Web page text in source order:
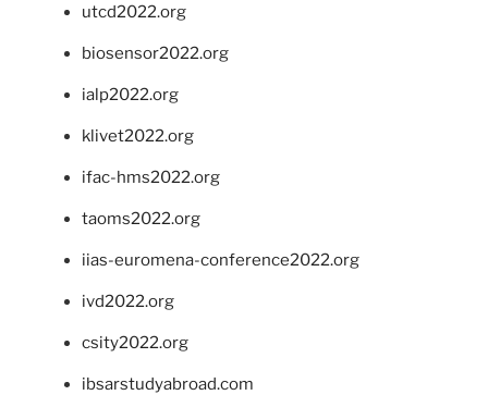
utcd2022.org
biosensor2022.org
ialp2022.org
klivet2022.org
ifac-hms2022.org
taoms2022.org
iias-euromena-conference2022.org
ivd2022.org
csity2022.org
ibsarstudyabroad.com